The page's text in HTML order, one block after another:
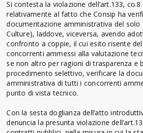
Si contesta la violazione dell’art.133,
relativamente al fatto che Consip ha
documentazione amministrativa del solo
Culture), laddove, viceversa, avendo
confronto a coppie, il cui esito risente
concorrenti ammessi alla valutazione
se non altro per ragioni di trasparenza e
procedimento selettivo, verificare la
amministrativa di tutti i concorrenti
punto di vista tecnico.
Con la sesta doglianza dell’atto
denuncia la presunta violazione